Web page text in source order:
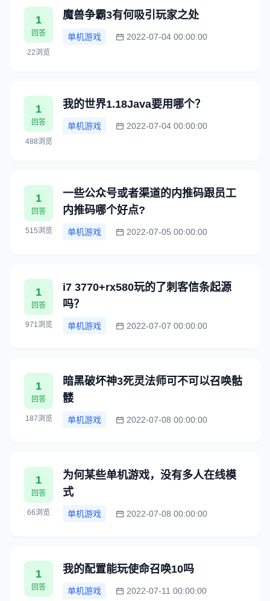
1
回答
22浏览
魔兽争霸3有何吸引玩家之处
单机游戏 2022-07-04 00:00:00
1
回答
488浏览
我的世界1.18Java要用哪个？
单机游戏 2022-07-04 00:00:00
1
回答
515浏览
一些公众号或者渠道的内推码跟员工
内推码哪个好点?
单机游戏 2022-07-05 00:00:00
1
回答
971浏览
i7 3770+rx580玩的了刺客信条起源
吗？
单机游戏 2022-07-07 00:00:00
1
回答
187浏览
暗黑破坏神3死灵法师可不可以召唤骷
髅
单机游戏 2022-07-08 00:00:00
1
回答
66浏览
为何某些单机游戏，没有多人在线模
式
单机游戏 2022-07-08 00:00:00
1
回答
我的配置能玩使命召唤10吗
单机游戏 2022-07-11 00:00:00